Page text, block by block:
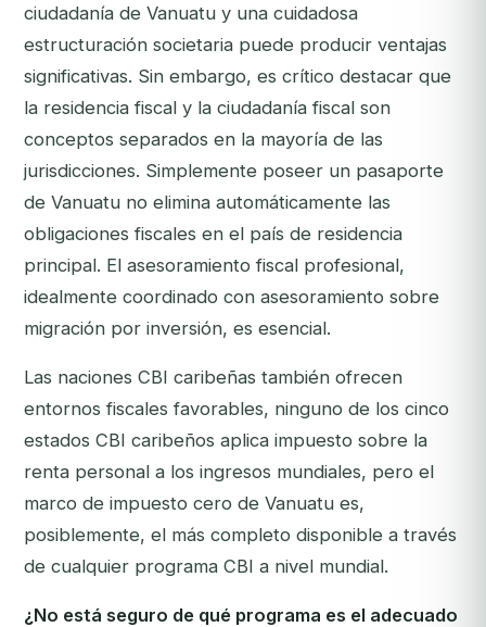
ciudadanía de Vanuatu y una cuidadosa
estructuración societaria puede producir ventajas
significativas. Sin embargo, es crítico destacar que
la residencia fiscal y la ciudadanía fiscal son
conceptos separados en la mayoría de las
jurisdicciones. Simplemente poseer un pasaporte
de Vanuatu no elimina automáticamente las
obligaciones fiscales en el país de residencia
principal. El asesoramiento fiscal profesional,
idealmente coordinado con asesoramiento sobre
migración por inversión, es esencial.
Las naciones CBI caribeñas también ofrecen
entornos fiscales favorables, ninguno de los cinco
estados CBI caribeños aplica impuesto sobre la
renta personal a los ingresos mundiales, pero el
marco de impuesto cero de Vanuatu es,
posiblemente, el más completo disponible a través
de cualquier programa CBI a nivel mundial.
¿No está seguro de qué programa es el adecuado